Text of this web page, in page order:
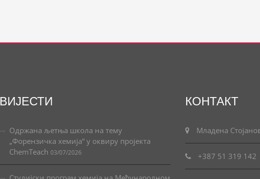
ВИЈЕСТИ
Одржана љетња школа на тему
„Форензичка хемија“ у оквиру пројекта
ChemTeach 03/07/2026
КОНТАКТ
Младена
+387 51 319 142